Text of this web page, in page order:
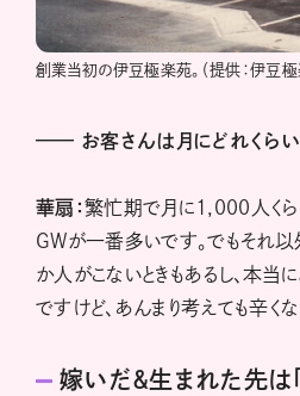
創業当初の伊豆極楽苑。（提供：伊豆極
—— お客さんは月にどれくら
華扇：繁忙期で月に1,000人くら
GWが一番多いです。でもそれ
か人がこないときもあるし、本当
ですけど、あんまり考えても辛く
嫁いだ＆生まれた先は